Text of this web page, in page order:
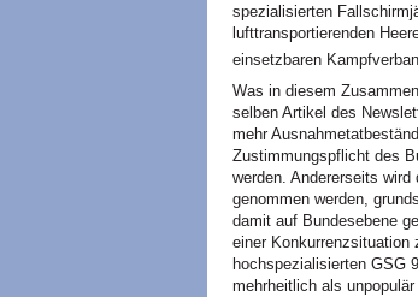
spezialisierten
lufttransportierenden
einsetzbaren
Was in diesem
selben Artikel des
mehr
Zustimmungspflicht des
werden. Andererseits
genommen werden,
damit auf Bundesebene
einer Konkurrenzsituation
hochspezialisierten GSG
mehrheitlich als